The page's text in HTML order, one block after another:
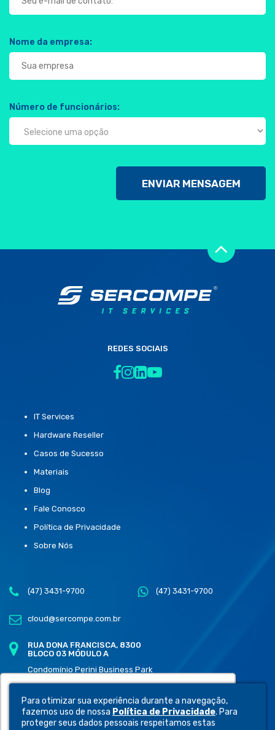
experiência, melhorar o desempenho,
analisar como você interage em nosso site e
Nome da empresa:
Número de funcionários:
REDES SOCIAIS
IT Services
Hardware Reseller
Casos de Sucesso
Materiais
Blog
Fale Conosco
Política de Privacidade
Sobre Nós
(47) 3431-9700 (47) 3431-9700
cloud@sercompe.com.br
RUA DONA FRANCISCA, 8300
BLOCO 03 MÓDULO A
Condomínio Perini Business Park
Distrito Industrial, Joinville - SC
Para otimizar sua experiência durante a navegação,
fazemos uso de nossa Política de Privacidade. Para
proteger seus dados pessoais respeitamos estas